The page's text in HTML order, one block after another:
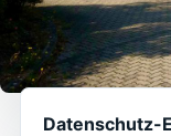
Datenschutz-